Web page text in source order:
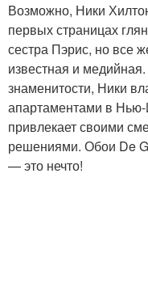
Возможно, Ники
первых страницах
сестра Пэрис, но все
известная и
знаменитости, Ники
апартаментами в
привлекает своими
решениями. Обои De
— это нечто!